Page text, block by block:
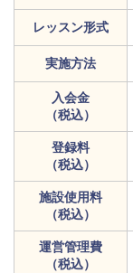
レッスン形式
実施方法
入会金
（税込）
登録料
（税込）
施設使用料
（税込）
運営管理費
（税込）